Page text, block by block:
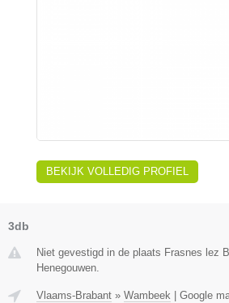
BEKIJK VOLLEDIG PROFIEL
3db
Niet gevestigd in de plaats Frasnes lez
Henegouwen.
Vlaams-Brabant » Wambeek Google